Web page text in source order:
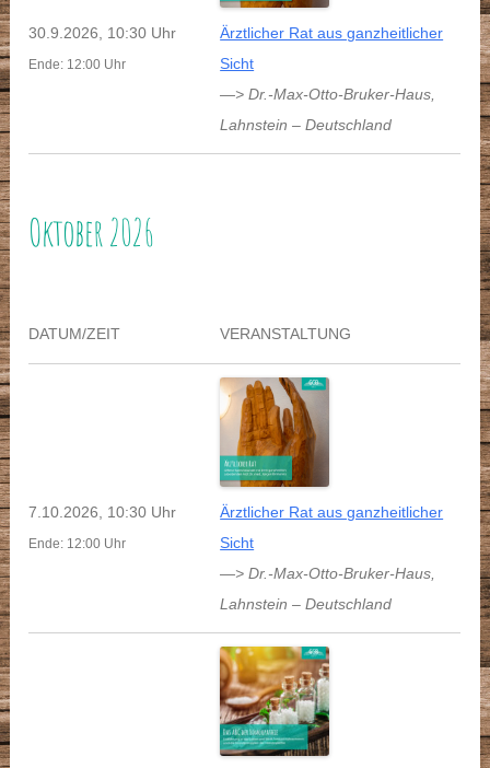
30.9.2026, 10:30 Uhr
Ende: 12:00 Uhr
Ärztlicher Rat aus ganzheitlicher
Sicht
—> Dr.-Max-Otto-Bruker-Haus,
Lahnstein –Deutschland
Oktober 2026
DATUM/ZEIT VERANSTALTUNG
7.10.2026, 10:30 Uhr
Ende: 12:00 Uhr
Ärztlicher Rat aus ganzheitlicher
Sicht
—> Dr.-Max-Otto-Bruker-Haus,
Lahnstein –Deutschland